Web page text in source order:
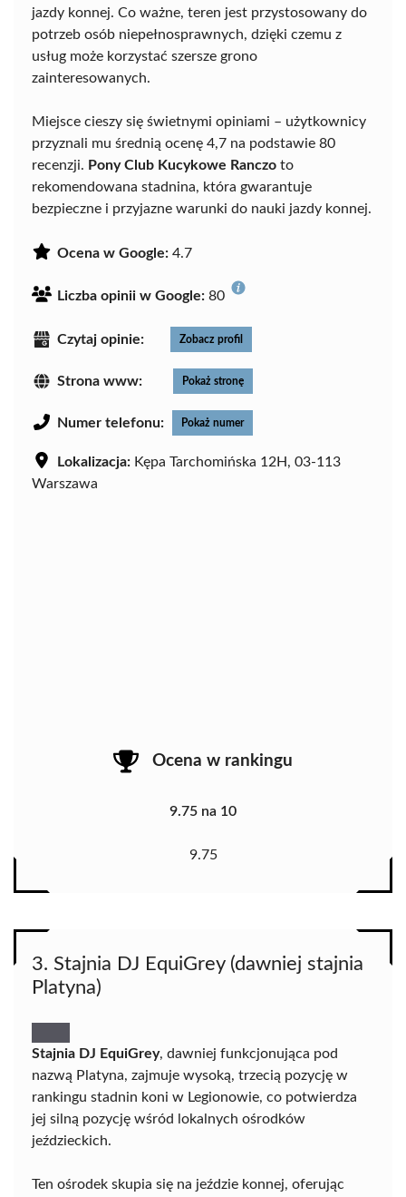
jazdy konnej. Co ważne, teren jest przystosowany do
potrzeb osób niepełnosprawnych, dzięki czemu z
usług może korzystać szersze grono
zainteresowanych.
Miejsce cieszy się świetnymi opiniami – użytkownicy
przyznali mu średnią ocenę 4,7 na podstawie 80
recenzji. Pony Club Kucykowe Ranczo to
rekomendowana stadnina, która gwarantuje
bezpieczne i przyjazne warunki do nauki jazdy konnej.
Ocena w Google: 4.7
Liczba opinii w Google: 80
Czytaj opinie: Zobacz profil
Strona www: Pokaż stronę
Numer telefonu: Pokaż numer
Lokalizacja: Kępa Tarchomińska 12H, 03-113
Warszawa
Ocena w rankingu
9.75 na 10
9.75
3. Stajnia DJ EquiGrey (dawniej stajnia
Platyna)
Stajnia DJ EquiGrey, dawniej funkcjonująca pod
nazwą Platyna, zajmuje wysoką, trzecią pozycję w
rankingu stadnin koni w Legionowie, co potwierdza
jej silną pozycję wśród lokalnych ośrodków
jeździeckich.
Ten ośrodek skupia się na jeździe konnej, oferując